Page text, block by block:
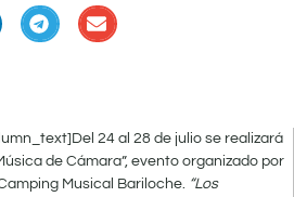
24 al 28 de julio se realizará
de Cámara”, evento organizado por
Musical Bariloche. “Los